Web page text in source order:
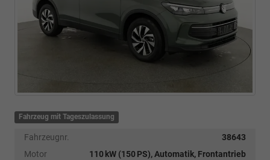
Fahrzeug mit Tageszulassung
Fahrzeugnr.
38643
Motor
110 kW (150 PS), Automatik, Frontantrieb